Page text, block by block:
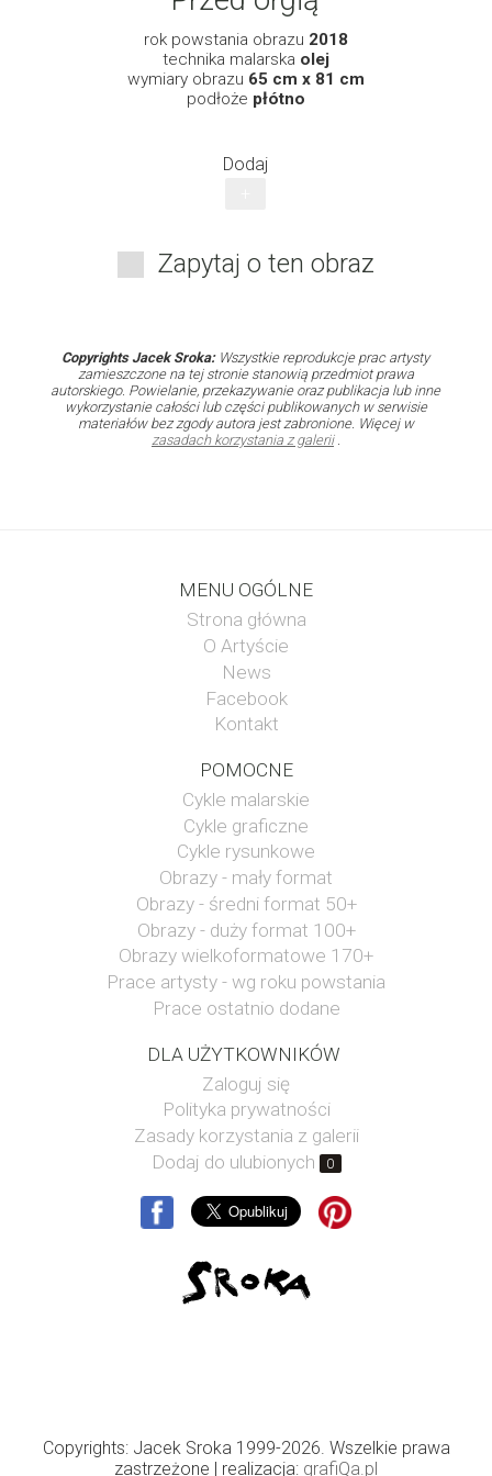
rok powstania obrazu 2018
technika malarska olej
wymiary obrazu 65 cm x 81 cm
podłoże płótno
Dodaj
Zapytaj o ten obraz
Copyrights Jacek Sroka:Wszystkie reprodukcje prac artysty
zamieszczone na tej stronie stanowią przedmiot prawa
autorskiego. Powielanie, przekazywanie oraz publikacja lub inne
wykorzystanie całości lub części publikowanych w serwisie
materiałów bez zgody autora jest zabronione. Więcej w
zasadach korzystania z galerii.
MENU OGÓLNE
Strona główna
O Artyście
News
Facebook
Kontakt
POMOCNE
Cykle malarskie
Cykle graficzne
Cykle rysunkowe
Obrazy - mały format
Obrazy - średni format 50+
Obrazy - duży format 100+
Obrazy wielkoformatowe 170+
Prace artysty - wg roku powstania
Prace ostatnio dodane
DLA UŻYTKOWNIKÓW
Zaloguj się
Polityka prywatności
Zasady korzystania z galerii
Dodaj do ulubionych
0
Copyrights: Jacek Sroka 1999-2026. Wszelkie prawa
zastrzeżone | realizacja: grafiQa.pl